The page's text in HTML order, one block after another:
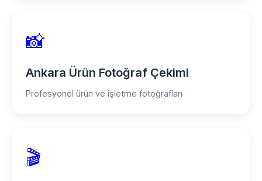
📸
Ankara Ürün Fotoğraf Çekimi
Profesyonel ürün ve işletme fotoğrafları
🎬